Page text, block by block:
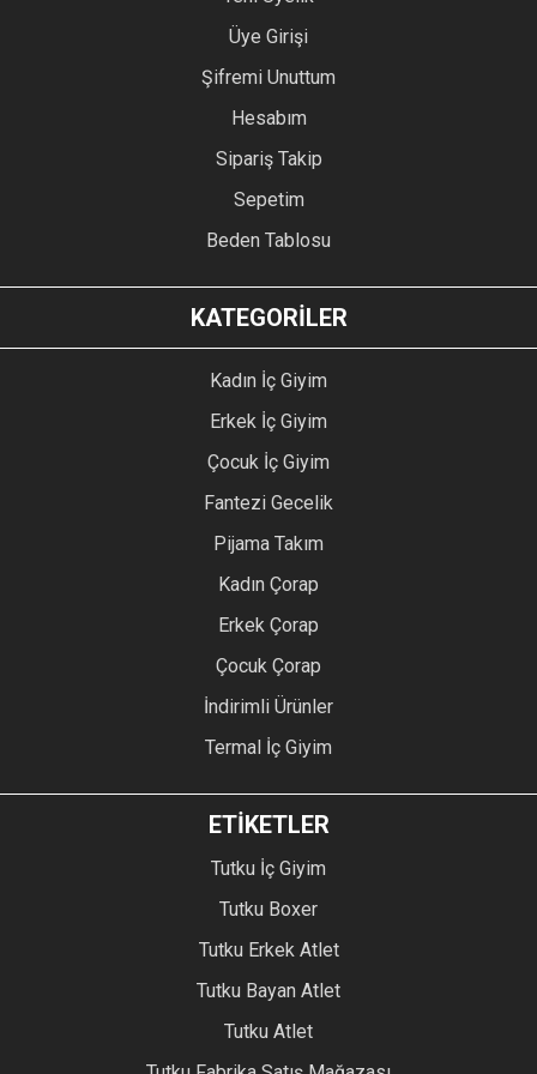
Üye Girişi
Şifremi Unuttum
Hesabım
Sipariş Takip
Sepetim
Beden Tablosu
KATEGORİLER
Kadın İç Giyim
Erkek İç Giyim
Çocuk İç Giyim
Fantezi Gecelik
Pijama Takım
Kadın Çorap
Erkek Çorap
Çocuk Çorap
İndirimli Ürünler
Termal İç Giyim
ETİKETLER
Tutku İç Giyim
Tutku Boxer
Tutku Erkek Atlet
Tutku Bayan Atlet
Tutku Atlet